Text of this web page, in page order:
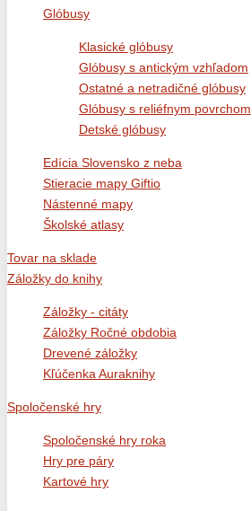
Glóbusy
Klasické glóbusy
Glóbusy s antickým vzhľadom
Ostatné a netradičné glóbusy
Glóbusy s reliéfnym povrchom
Detské glóbusy
Edícia Slovensko z neba
Stieracie mapy Giftio
Nástenné mapy
Školské atlasy
Tovar na sklade
Záložky do knihy
Záložky - citáty
Záložky Ročné obdobia
Drevené záložky
Kľúčenka Auraknihy
Spoločenské hry
Spoločenské hry roka
Hry pre páry
Kartové hry